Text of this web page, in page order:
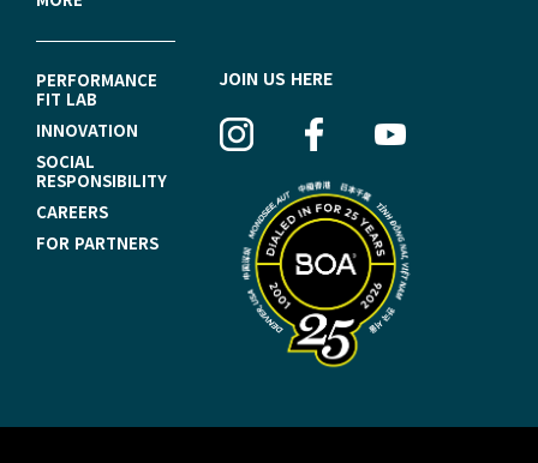
F
O
O
T
E
I
PERFORMANCE
FIT LAB
INNOVATION
SOCIAL
RESPONSIBILITY
CAREERS
FOR PARTNERS
JOIN US HERE